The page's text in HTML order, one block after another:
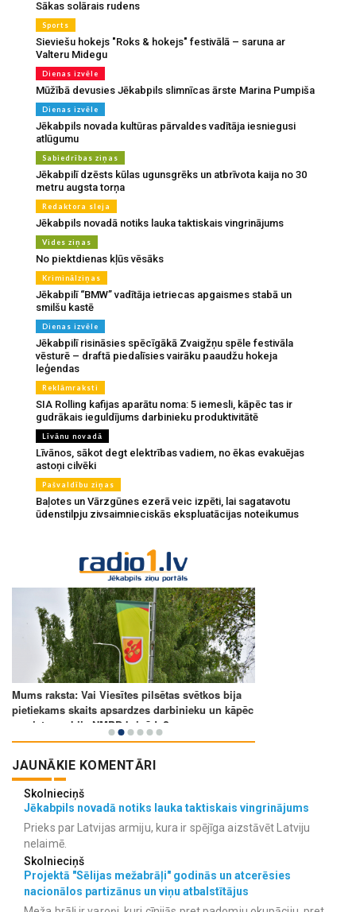
Sākas solārais rudens
Sports
Sieviešu hokejs "Roks & hokejs" festivālā – saruna ar
Valteru Midegu
Dienas izvēle
Mūžībā devusies Jēkabpils slimnīcas ārste Marina Pumpiša
Dienas izvēle
Jēkabpils novada kultūras pārvaldes vadītāja iesniegusi
atlūgumu
Sabiedrības ziņas
Jēkabpilī dzēsts kūlas ugunsgrēks un atbrīvota kaija no 30
metru augsta torņa
Redaktora sleja
Jēkabpils novadā notiks lauka taktiskais vingrinājums
Vides ziņas
No piektdienas kļūs vēsāks
Kriminālziņas
Jēkabpilī “BMW” vadītāja ietriecas apgaismes stabā un
smilšu kastē
Dienas izvēle
Jēkabpilī risināsies spēcīgākā Zvaigžņu spēle festivāla
vēsturē – draftā piedalīsies vairāku paaudžu hokeja
leģendas
Reklāmraksti
SIA Rolling kafijas aparātu noma: 5 iemesli, kāpēc tas ir
gudrākais ieguldījums darbinieku produktivitātē
Līvānu novadā
Līvānos, sākot degt elektrības vadiem, no ēkas evakuējas
astoņi cilvēki
Pašvaldību ziņas
Baļotes un Vārzgūnes ezerā veic izpēti, lai sagatavotu
ūdenstilpju zivsaimnieciskās ekspluatācijas noteikumus
JAUNĀKIE KOMENTĀRI
Skolnieciņš
Jēkabpils novadā notiks lauka taktiskais vingrinājums
Prieks par Latvijas armiju, kura ir spējīga aizstāvēt Latviju
nelaimē.
Skolnieciņš
Projektā "Sēlijas mežabrāļi" godinās un atcerēsies
nacionālos partizānus un viņu atbalstītājus